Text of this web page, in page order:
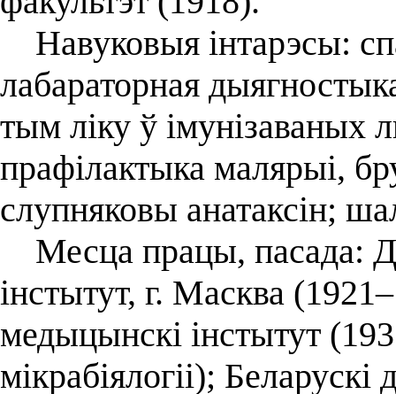
Навуковыя інтарэсы:
лабараторная
тым ліку ў імунізаваных
прафілактыка малярыі,
слупняковы анатаксін;
Месца працы, пасада:
інстытут, г. Масква
медыцынскі інстытут
мікрабіялогіі);